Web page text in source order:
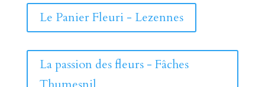
Le Panier Fleuri - Lezennes
La passion des fleurs - Fâches